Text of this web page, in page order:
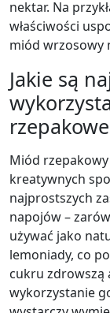
nektar. Na
właściwości
miód wrzosowy
Jakie są
Miód
kreatywnych
najprostszych
napojów –
używać jako
lemoniady, co
cukru zdrowszą
wykorzystanie